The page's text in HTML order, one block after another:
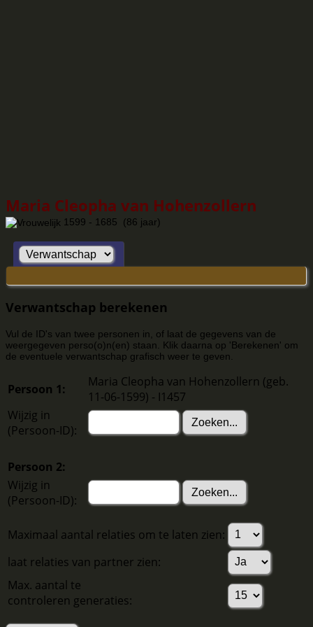
Maria Cleopha van Hohenzollern
1599 - 1685 (86 jaar)
Verwantschap berekenen
Vul de ID's van twee personen in, of laat de gegevens van de
weergegeven perso(o)n(en) staan. Klik daarna op 'Berekenen' om
de eventuele verwantschap grafisch weer te geven.
Persoon 1:
Maria Cleopha van Hohenzollern (geb.
11-06-1599) - I1457
Wijzig in
(Persoon-ID):
Persoon 2:
Wijzig in
(Persoon-ID):
Maximaal aantal relaties om te laten zien:
laat relaties van partner zien:
Max. aantal te
controleren generaties: